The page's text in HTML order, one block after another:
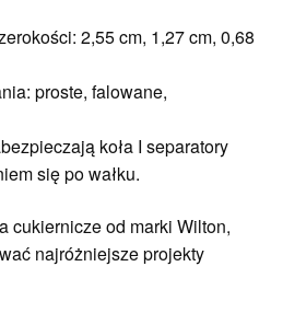
2,55 cm, 1,27 cm, 0,68
proste, falowane,
koła I separatory
się po wałku.
cukiernicze od marki Wilton,
najróżniejsze projekty